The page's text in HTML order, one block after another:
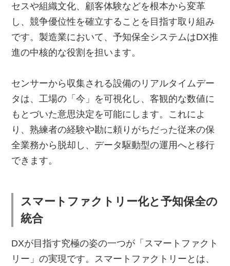
セスや組織文化、顧客体験などを根本から変革
し、競争優位性を確立することを目指す取り組み
です。製造業において、予知保全システムはDX推
進の中核的な役割を担います。
センサーから収集される設備のリアルタイムデー
タは、工場の「今」を可視化し、客観的な数値に
もとづいた意思決定を可能にします。これによ
り、熟練者の経験や勘に頼りがちだった従来の保
全業務から脱却し、データ駆動型の運用へと移行
できます。
スマートファクトリー化と予知保全の
統合
DXが目指す究極の姿の一つが「スマートファクト
リー」の実現です。スマートファクトリーとは、